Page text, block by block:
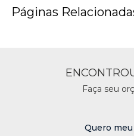
Páginas
Faça seu
Quero